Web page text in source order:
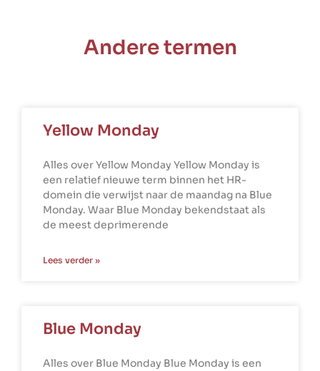
Andere termen
Yellow Monday
Alles over Yellow Monday Yellow Monday is
een relatief nieuwe term binnen het HR-
domein die verwijst naar de maandag na Blue
Monday. Waar Blue Monday bekendstaat als
de meest deprimerende
Lees verder »
Blue Monday
Alles over Blue Monday Blue Monday is een